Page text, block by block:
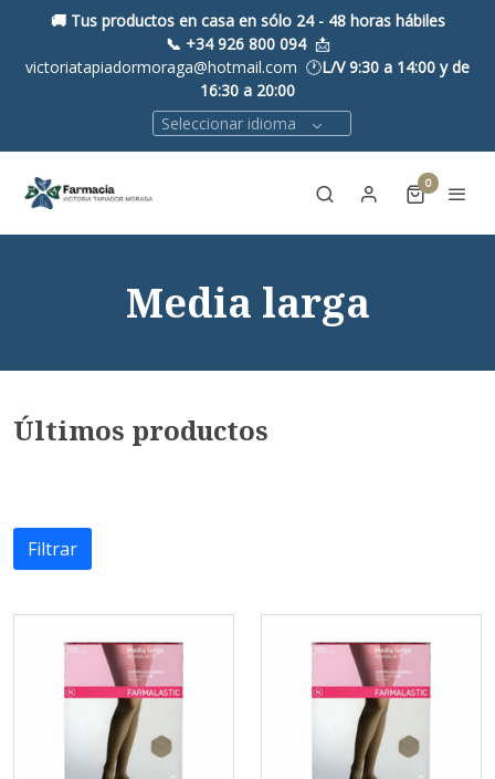
🚚 Tus productos en casa en sólo 24 - 48 horas hábiles
📞 +34 926 800 094 📩
victoriatapiadormoraga@hotmail.com 🕐L/V 9:30 a 14:00 y de
16:30 a 20:00
Seleccionar idioma
0
Media larga
Últimos productos
Filtrar